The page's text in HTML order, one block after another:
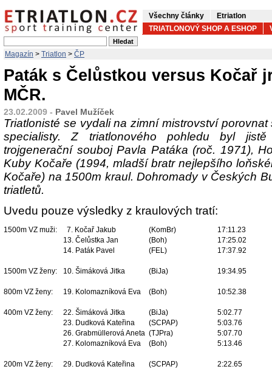
Všechny články
Etriatlon
TRIATLONOVÝ SHOP A ESHOP
Magazín > Triatlon > ČP
Paták s Čelůstkou versus Kočař
MČR.
23.02.2009 - Pavel Mužíček
Triatlonisté se vydali na zimní mistrovství
specialisty. Z triatlonového pohledu byl jistě
trojgenerační souboj Pavla Patáka (roč. 1971),
Kuby Kočaře (1994, mladší bratr nejlepšího
Kočaře) na 1500m kraul. Dohromady v Českých
triatletů.
Uvedu pouze výsledky z kraulových tratí:
1500m VZ muži: 7. Kočař Jakub (KomBr)
17:11.23
13. Čelůstka Jan
(Boh)
17:25.02
14. Paták Pavel
(FEL) 17:37.92
1500m VZ ženy: 10. Šimáková Jitka (BiJa) 19:34.95
800m VZ ženy: 19. Kolomazníková Eva (Boh) 10:52.38
400m VZ ženy: 22. Šimáková Jitka (BiJa)
5:02.77
23. Dudková Kateřina
(SCPAP)
5:03.76
26. Grabmüllerová Aneta (TJPra)
5:07.70
27. Kolomazníková Eva
(Boh) 5:13.46
200m VZ ženy: 29. Dudková Kateřina (SCPAP) 2:22.65